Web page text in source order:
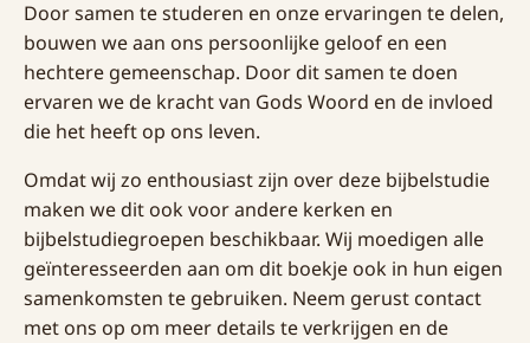
Door samen te studeren en onze ervaringen te delen,
bouwen we aan ons persoonlijke geloof en een
hechtere gemeenschap. Door dit samen te doen
ervaren we de kracht van Gods Woord en de invloed
die het heeft op ons leven.
Omdat wij zo enthousiast zijn over deze bijbelstudie
maken we dit ook voor andere kerken en
bijbelstudiegroepen beschikbaar. Wij moedigen alle
geïnteresseerden aan om dit boekje ook in hun eigen
samenkomsten te gebruiken. Neem gerust contact
met ons op om meer details te verkrijgen en de